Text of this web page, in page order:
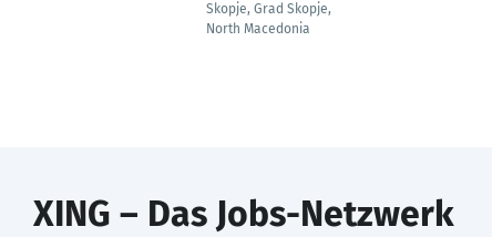
Skopje, Grad Skopje,
North Macedonia
XING – Das Jobs-Netzwerk